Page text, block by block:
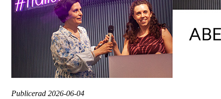
Publicerad 2026-06-04